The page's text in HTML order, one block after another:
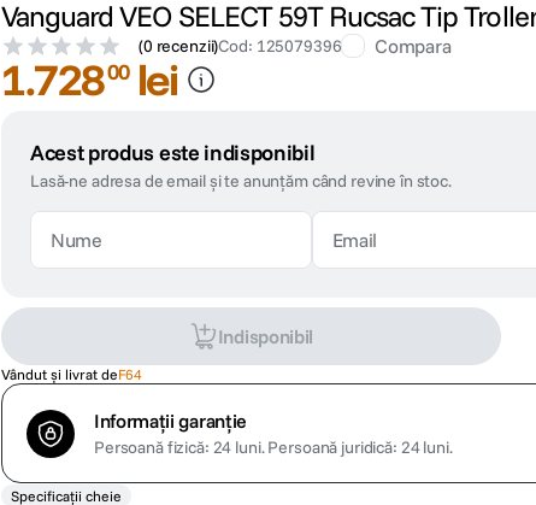
Vanguard VEO SELECT 59T Rucsac Tip
(0 recenzii)Cod: 125079396 Compara
1.72800 lei
Acest produs este indisponibil
Lasă-ne adresa de email și te anunțăm când revine în stoc.
Indisponibil
Vândut și livrat deF64
Informații garanție
Persoană fizică: 24 luni.Persoană juridică: 24 luni.
Specificații cheie